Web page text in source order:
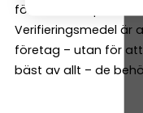
först ta reda på om
Verifieringsmedel är
företag – utan för
bäst av allt – de